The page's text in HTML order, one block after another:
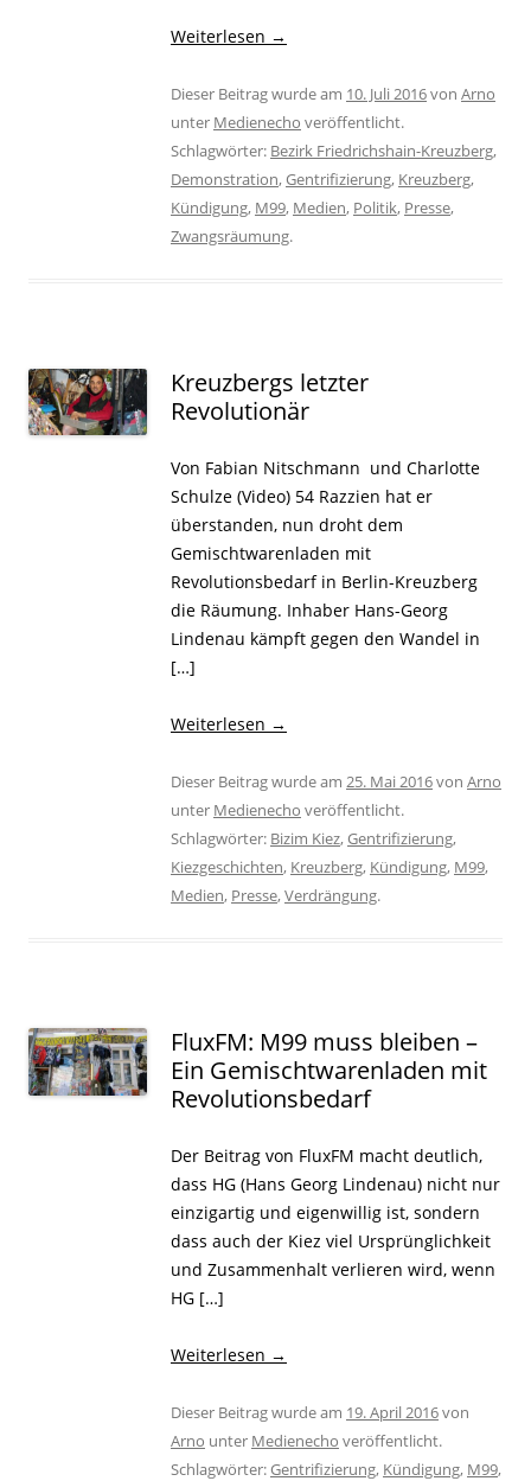
Weiterlesen →
Dieser Beitrag wurde am 10. Juli 2016von Arno
unter Medienecho veröffentlicht.
Schlagwörter: Bezirk Friedrichshain-Kreuzberg,
Demonstration,Gentrifizierung, Kreuzberg,
Kündigung, M99, Medien, Politik, Presse,
Zwangsräumung.
Kreuzbergs letzter
Revolutionär
Von Fabian Nitschmann und Charlotte
Schulze (Video) 54 Razzien hat er
überstanden, nun droht dem
Gemischtwarenladen mit
Revolutionsbedarf in Berlin-Kreuzberg
die Räumung. Inhaber Hans-Georg
Lindenau kämpft gegen den Wandel in
[…]
Weiterlesen →
Dieser Beitrag wurde am 25. Mai 2016von Arno
unter Medienecho veröffentlicht.
Schlagwörter: Bizim Kiez,Gentrifizierung,
Kiezgeschichten, Kreuzberg, Kündigung, M99,
Medien, Presse,Verdrängung.
FluxFM: M99 muss bleiben –
Ein Gemischtwarenladen mit
Revolutionsbedarf
Der Beitrag von FluxFM macht deutlich,
dass HG (Hans Georg Lindenau) nicht nur
einzigartig und eigenwillig ist, sondern
dass auch der Kiez viel Ursprünglichkeit
und Zusammenhalt verlieren wird, wenn
HG […]
Weiterlesen →
Dieser Beitrag wurde am 19. April 2016von
Arno unter Medienecho veröffentlicht.
Schlagwörter:Gentrifizierung, Kündigung, M99,